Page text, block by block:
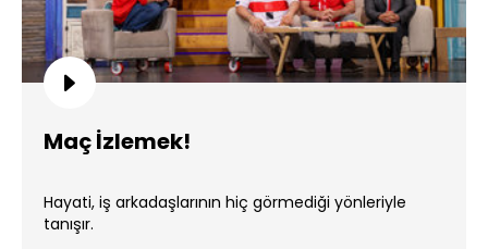
Maç İzlemek!
Hayati, iş arkadaşlarının hiç görmediği yönleriyle
tanışır.